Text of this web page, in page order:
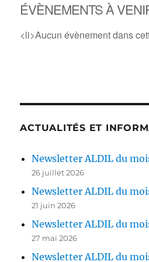
ÉVÈNEMENTS À
<li>Aucun évènement dans
ACTUALITÉS ET
Newsletter ALDIL du
26 juillet 2026
Newsletter ALDIL du
21 juin 2026
Newsletter ALDIL du
27 mai 2026
Newsletter ALDIL du